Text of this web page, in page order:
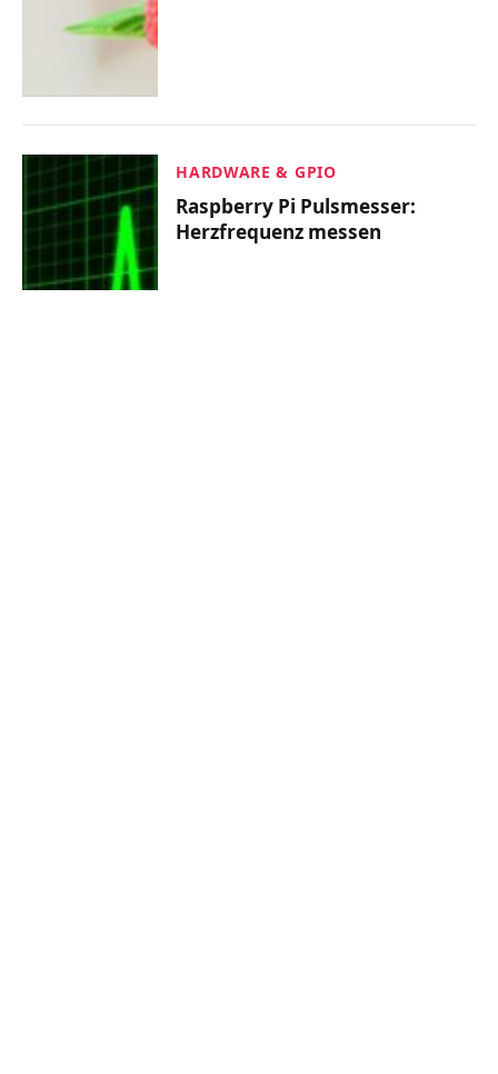
HARDWARE & GPIO
Raspberry Pi Pulsmesser:
Herzfrequenz messen